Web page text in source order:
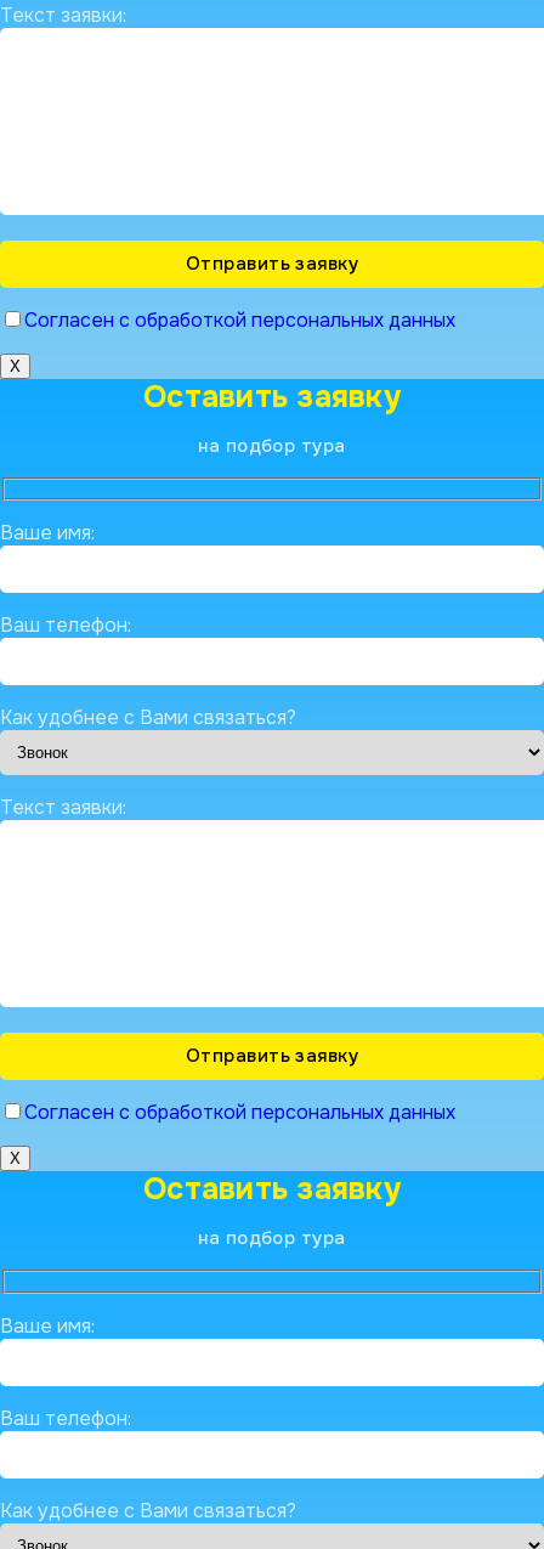
Текст заявки:
Согласен с обработкой персональных данных
X
Оставить заявку
на подбор тура
Ваше имя:
Ваш телефон:
Как удобнее с Вами связаться?
Текст заявки:
Согласен с обработкой персональных данных
X
Оставить заявку
на подбор тура
Ваше имя:
Ваш телефон:
Как удобнее с Вами связаться?